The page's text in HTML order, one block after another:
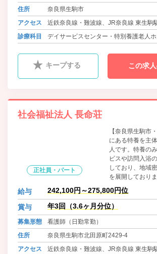
住所
奈良県生駒市
アクセス
近鉄奈良線・難波線、JR奈良線 東生駒
大阪メトロ中央線・近鉄けいはんな線
診療科目
デイサービスセンター・特別養護老人
キープする この求
社会福祉法人 長命荘
正社員・パート
【奈良県生駒市
にある特養を主
人です。特養の
ビスや訪問入浴
しており、地域
を展開しておりま
給与 242,100円～275,800円位
賞与 年3回（3.6ヶ月分位）
募集形態
看護師（日勤常勤）
住所
奈良県生駒市北田原町2429-4
アクセス
近鉄奈良線・難波線、JR奈良線 東生駒